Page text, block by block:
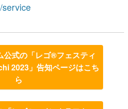
service
公式の「レゴ®フェスティ
2023」告知ページはこち
ら